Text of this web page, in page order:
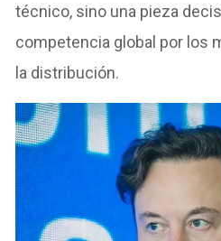
técnico, sino una pieza
competencia global por los
la distribución.